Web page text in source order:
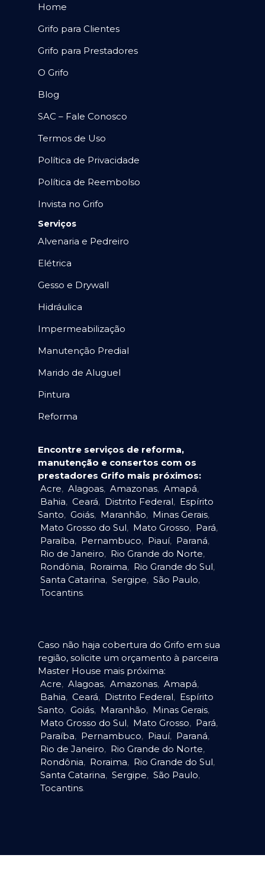
Home
Grifo para Clientes
Grifo para Prestadores
O Grifo
Blog
SAC – Fale Conosco
Termos de Uso
Política de Privacidade
Política de Reembolso
Invista no Grifo
Serviços
Alvenaria e Pedreiro
Elétrica
Gesso e Drywall
Hidráulica
Impermeabilização
Manutenção Predial
Marido de Aluguel
Pintura
Reforma
Encontre serviços de reforma,
manutenção e consertos com os
prestadores Grifo mais próximos:
Acre, Alagoas, Amazonas, Amapá,
Bahia, Ceará, Distrito Federal, Espírito
Santo, Goiás, Maranhão, Minas Gerais,
Mato Grosso do Sul, Mato Grosso, Pará,
Paraíba, Pernambuco, Piauí, Paraná,
Rio de Janeiro, Rio Grande do Norte,
Rondônia, Roraima, Rio Grande do Sul,
Santa Catarina, Sergipe, São Paulo,
Tocantins.
Caso não haja cobertura do Grifo em sua
região, solicite um orçamento à parceira
Master House mais próxima:
Acre, Alagoas, Amazonas, Amapá,
Bahia, Ceará, Distrito Federal, Espírito
Santo, Goiás, Maranhão, Minas Gerais,
Mato Grosso do Sul, Mato Grosso, Pará,
Paraíba, Pernambuco, Piauí, Paraná,
Rio de Janeiro, Rio Grande do Norte,
Rondônia, Roraima, Rio Grande do Sul,
Santa Catarina, Sergipe, São Paulo,
Tocantins.